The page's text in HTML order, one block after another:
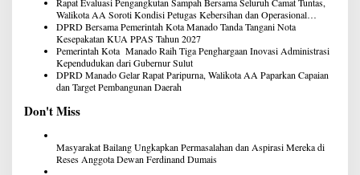
Walikota AA Soroti Kondisi Petugas Kebersihan dan Operasional
Armada Pengangkut Sampah
DPRD Bersama Pemerintah Kota Manado Tanda Tangani Nota
Kesepakatan KUA PPAS Tahun 2027
Pemerintah Kota Manado Raih Tiga Penghargaan Inovasi Administrasi
Kependudukan dari Gubernur Sulut
DPRD Manado Gelar Rapat Paripurna, Walikota AA Paparkan Capaian
dan Target Pembangunan Daerah
Don't Miss
Masyarakat Bailang Ungkapkan Permasalahan dan Aspirasi Mereka di
Reses Anggota Dewan Ferdinand Dumais